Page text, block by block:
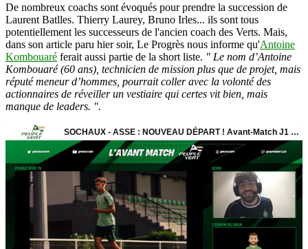
De nombreux coachs sont évoqués pour prendre la succession de
Laurent Batlles. Thierry Laurey, Bruno Irles... ils sont tous
potentiellement les successeurs de l'ancien coach des Verts. Mais,
dans son article paru hier soir, Le Progrès nous informe qu'Antoine
Kombouaré ferait aussi partie de la short liste. " Le nom d’Antoine
Kombouaré (60 ans), technicien de mission plus que de projet, mais
réputé meneur d’hommes, pourrait coller avec la volonté des
actionnaires de réveiller un vestiaire qui certes vit bien, mais
manque de leaders. ".